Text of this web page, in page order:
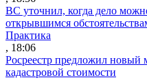
ВС уточнил, когда дело
открывшимся
Практика
, 18:06
Росреестр предложил новый
кадастровой стоимости